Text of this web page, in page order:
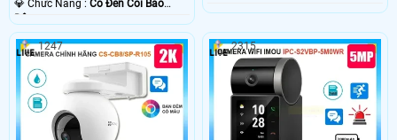
️💎 Chức Năng : Có Ðèn Còi Báo
Động.
1247 2315